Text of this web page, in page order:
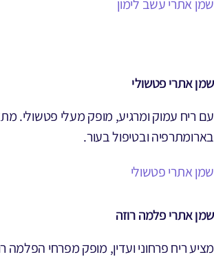
שמן אתרי עשב לימון
שמן אתרי פטשולי
עם ריח עמוק ומרגיע, מופק מעלי פטשולי.
בארומתרפיה ובטיפול בעור.
שמן אתרי פטשולי
שמן אתרי פלמה רוזה
מציע ריח פרחוני ועדין, מופק מפרחי